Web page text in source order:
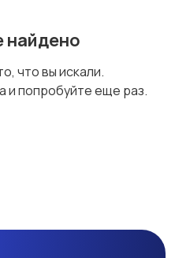
найдено
что вы искали.
и попробуйте еще раз.